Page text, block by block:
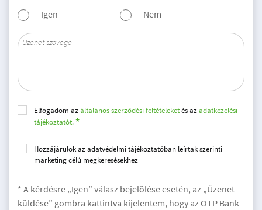
Igen Nem
Elfogadom azáltalános szerződési feltételeketés azadatkezelési
tájékoztatót.
Hozzájárulok az adatvédelmi tájékoztatóban leírtak szerinti
marketing célú megkeresésekhez
* A kérdésre „Igen” válasz bejelölése esetén, az „Üzenet
küldése” gombra kattintva kijelentem, hogy az OTP Bank